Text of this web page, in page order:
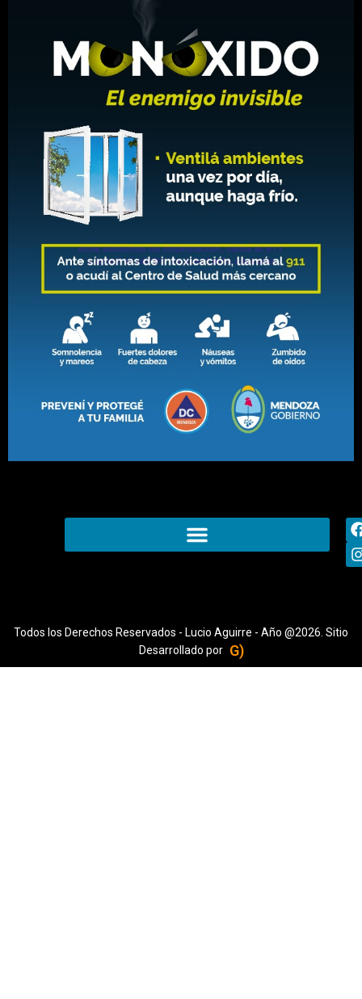
Todos los Derechos Reservados - Lucio Aguirre - Año @2026. Sitio
Desarrollado por G)